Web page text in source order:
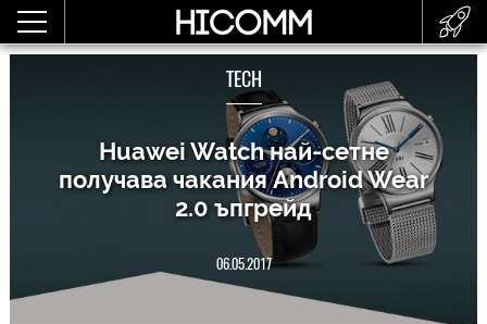
TECH
Huawei Watch най-сетне
получава чакания Android Wear
2.0 ъпгрейд
06.05.2017